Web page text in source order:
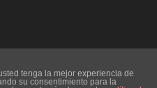
tenga la mejor experiencia de
su consentimiento para la